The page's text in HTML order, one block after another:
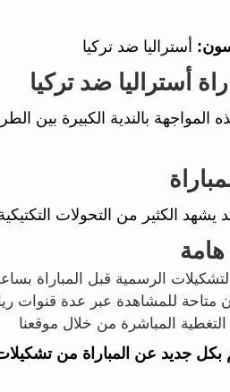
أستراليا ضد تركيا
أستراليا ضد تركيا
المواجهة بالندية الكبيرة بين
يشهد الكثير من التحولات
الرسمية قبل المباراة
متاحة للمشاهدة عبر عدة قنوات
التغطية المباشرة من خلال موقعنا
بكل جديد عن المباراة من